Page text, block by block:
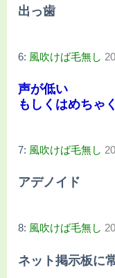
出っ歯
6: 風吹けば毛無し
声が低い
もしくはめちゃ
7: 風吹けば毛無し
アデノイド
8: 風吹けば毛無し
ネット掲示板に